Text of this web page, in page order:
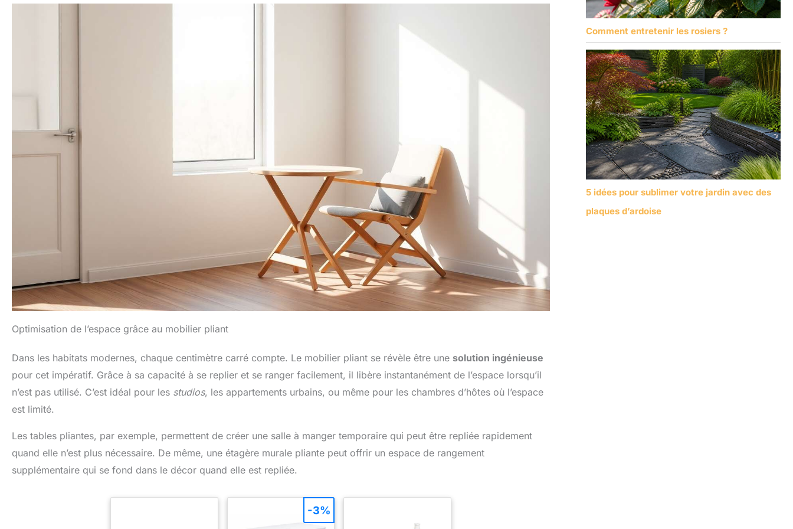
Optimisation de l’espace grâce au mobilier pliant
Dans les habitats modernes, chaque centimètre carré compte. Le mobilier pliant se révèle être une solution ingénieuse
pour cet impératif. Grâce à sa capacité à se replier et se ranger facilement, il libère instantanément de l’espace lorsqu’il
n’est pas utilisé. C’est idéal pour les studios, les appartements urbains, ou même pour les chambres d’hôtes où l’espace
est limité.
Les tables pliantes, par exemple, permettent de créer une salle à manger temporaire qui peut être repliée rapidement
quand elle n’est plus nécessaire. De même, une étagère murale pliante peut offrir un espace de rangement
supplémentaire qui se fond dans le décor quand elle est repliée.
-3%
Comment entretenir les rosiers ?
5 idées pour sublimer votre jardin avec des
plaques d’ardoise